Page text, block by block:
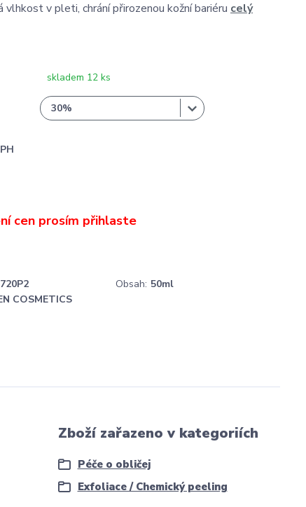
vlhkost v pleti, chrání přirozenou kožní bariéru celý
skladem 12 ks
Obsah: 50ml
COSMETICS
Zboží zařazeno v kategoriích
Péče o obličej
Exfoliace / Chemický peeling